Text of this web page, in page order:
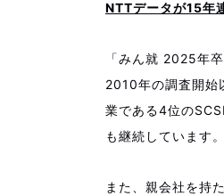
NTTデータが15年
「みん就 2025年
2010年の調査開始
業である4位の
も継続しています。
また、親会社を持